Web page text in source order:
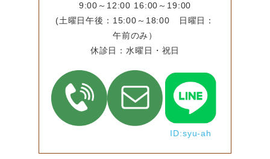
9:00～12:00 16:00～19:00
(土曜日午後：15:00～18:00 日曜日：
午前のみ）
休診日：水曜日・祝日
ID:syu-ah